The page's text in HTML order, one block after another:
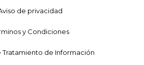
de privacidad
y Condiciones
Tratamiento de Información